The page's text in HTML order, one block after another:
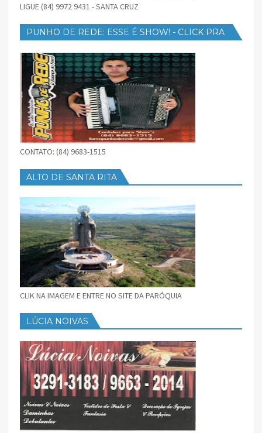
LIGUE (84) 9972 9431 - SANTA CRUZ
PUNHO DE REDE: ESSE É SHOW! - CLICK PRA
CONTATO: (84) 9683-1515
ALTO DE SANTA RITA
CLIK NA IMAGEM E ENTRE NO SITE DA PARÓQUIA
LÚCIA NOIVAS